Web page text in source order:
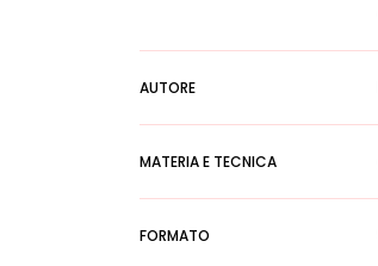
AUTORE
MATERIA E TECNICA
FORMATO